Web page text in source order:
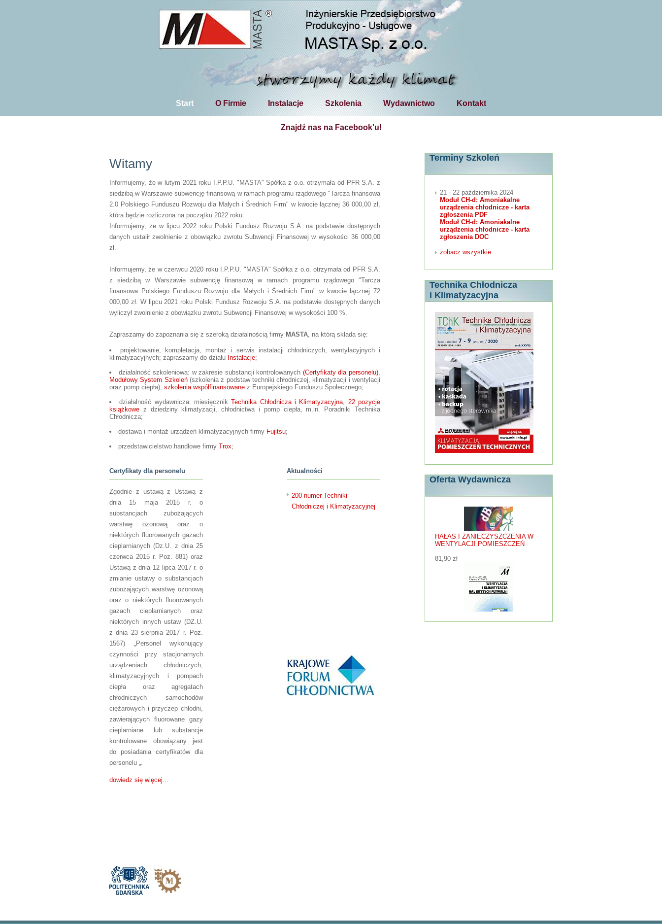
Start O Firmie Instalacje Szkolenia Wydawnictwo Kontakt
Znajdź nas na Facebook'u!
Witamy
Informujemy, że w lutym 2021 roku I.P.P.U. "MASTA" Spółka z o.o. otrzymała od PFR S.A. z
siedzibą w Warszawie subwencję finansową w ramach programu rządowego "Tarcza finansowa
2.0 Polskiego Funduszu Rozwoju dla Małych i Średnich Firm" w kwocie łącznej 36 000,00 zł,
która będzie rozliczona na początku 2022 roku.
Informujemy, że w lipcu 2022 roku Polski Fundusz Rozwoju S.A. na podstawie dostępnych
danych ustalił zwolnienie z obowiązku zwrotu Subwencji Finansowej w wysokości 36 000,00
zł.
Informujemy, że w czerwcu 2020 roku I.P.P.U. "MASTA" Spółka z o.o. otrzymała od PFR S.A.
z siedzibą w Warszawie subwencję finansową w ramach programu rządowego "Tarcza
finansowa Polskiego Funduszu Rozwoju dla Małych i Średnich Firm" w kwocie łącznej 72
000,00 zł. W lipcu 2021 roku Polski Fundusz Rozwoju S.A. na podstawie dostępnych danych
wyliczył zwolnienie z obowiązku zwrotu Subwencji Finansowej w wysokości 100 %.
Zapraszamy do zapoznania się z szeroką działalnością firmy MASTA, na którą składa się:
projektowanie, kompletacja, montaż i serwis instalacji chłodniczych, wentylacyjnych i
klimatyzacyjnych; zapraszamy do działu Instalacje;
działalność szkoleniowa: w zakresie substancji kontrolowanych (Certyfikaty dla personelu),
Modułowy System Szkoleń (szkolenia z podstaw techniki chłodniczej, klimatyzacji i wentylacji
oraz pomp ciepła), szkolenia współfinansowane z Europejskiego Funduszu Społecznego;
działalność wydawnicza: miesięcznikTechnika Chłodnicza i Klimatyzacyjna, 22 pozycje
książkowe z dziedziny klimatyzacji, chłodnictwa i pomp ciepła, m.in. Poradniki Technika
Chłodnicza;
dostawa i montaż urządzeń klimatyzacyjnych firmy Fujitsu;
przedstawicielstwo handlowe firmy Trox;
Certyfikaty dla personelu
Zgodnie z ustawą z Ustawą z
dnia 15 maja 2015 r. o
substancjach zubożających
warstwę ozonową oraz o
niektórych fluorowanych gazach
cieplarnianych (Dz.U. z dnia 25
czerwca 2015 r. Poz. 881) oraz
Ustawą z dnia 12 lipca 2017 r. o
zmianie ustawy o substancjach
zubożających warstwę ozonową
oraz o niektórych fluorowanych
gazach cieplarnianych oraz
niektórych innych ustaw (DZ.U.
z dnia 23 sierpnia 2017 r. Poz.
1567) „Personel wykonujący
czynności przy stacjonarnych
urządzeniach chłodniczych,
klimatyzacyjnych i pompach
ciepła oraz agregatach
chłodniczych samochodów
ciężarowych i przyczep chłodni,
zawierających fluorowane gazy
cieplarniane lub substancje
kontrolowane obowiązany jest
do posiadania certyfikatów dla
personelu „.
dowiedz się więcej…
Aktualności
200 numer Techniki
Chłodniczej i Klimatyzacyjnej
Terminy Szkoleń
21 - 22 października 2024
Moduł CH-d: Amoniakalne
urządzenia chłodnicze - karta
zgłoszenia PDF
Moduł CH-d: Amoniakalne
urządzenia chłodnicze - karta
zgłoszenia DOC
zobacz wszystkie
Technika Chłodnicza
i Klimatyzacyjna
Oferta Wydawnicza
HAŁAS I ZANIECZYSZCZENIA W
WENTYLACJI POMIESZCZEŃ
81,90 zł